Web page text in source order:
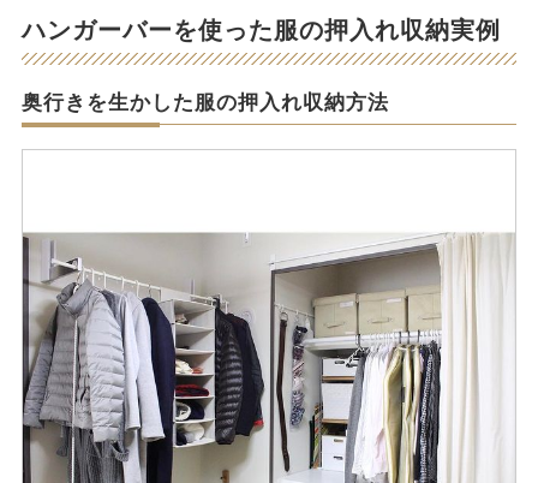
ハンガーバーを使った服の押入れ収納実例
奥行きを生かした服の押入れ収納方法